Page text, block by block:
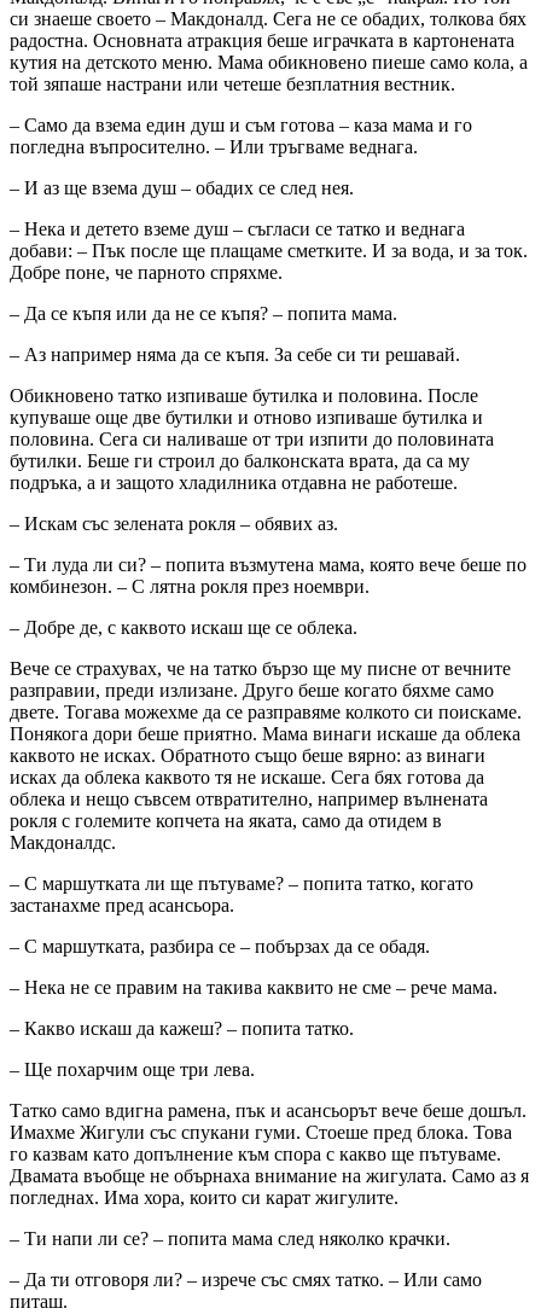
си знаеше своето – Макдоналд. Сега не се обадих, толкова бях
радостна. Основната атракция беше играчката в картонената
кутия на детското меню. Мама обикновено пиеше само кола, а
той зяпаше настрани или четеше безплатния вестник.
– Само да взема един душ и съм готова – каза мама и го
погледна въпросително. – Или тръгваме веднага.
– И аз ще взема душ – обадих се след нея.
– Нека и детето вземе душ – съгласи се татко и веднага
добави: – Пък после ще плащаме сметките. И за вода, и за ток.
Добре поне, че парното спряхме.
– Да се къпя или да не се къпя? – попита мама.
– Аз например няма да се къпя. За себе си ти решавай.
Обикновено татко изпиваше бутилка и половина. После
купуваше още две бутилки и отново изпиваше бутилка и
половина. Сега си наливаше от три изпити до половината
бутилки. Беше ги строил до балконската врата, да са му
подръка, а и защото хладилника отдавна не работеше.
– Искам със зелената рокля – обявих аз.
– Ти луда ли си? – попита възмутена мама, която вече беше по
комбинезон. – С лятна рокля през ноември.
– Добре де, с каквото искаш ще се облека.
Вече се страхувах, че на татко бързо ще му писне от вечните
разправии, преди излизане. Друго беше когато бяхме само
двете. Тогава можехме да се разправяме колкото си поискаме.
Понякога дори беше приятно. Мама винаги искаше да облека
каквото не исках. Обратното също беше вярно: аз винаги
исках да облека каквото тя не искаше. Сега бях готова да
облека и нещо съвсем отвратително, например вълнената
рокля с големите копчета на яката, само да отидем в
Макдоналдс.
– С маршутката ли ще пътуваме? – попита татко, когато
застанахме пред асансьора.
– С маршутката, разбира се – побързах да се обадя.
– Нека не се правим на такива каквито не сме – рече мама.
– Какво искаш да кажеш? – попита татко.
– Ще похарчим още три лева.
Татко само вдигна рамена, пък и асансьорът вече беше дошъл.
Имахме Жигули със спукани гуми. Стоеше пред блока. Това
го казвам като допълнение към спора с какво ще пътуваме.
Двамата въобще не обърнаха внимание на жигулата. Само аз я
погледнах. Има хора, които си карат жигулите.
– Ти напи ли се? – попита мама след няколко крачки.
– Да ти отговоря ли? – изрече със смях татко. – Или само
питаш.